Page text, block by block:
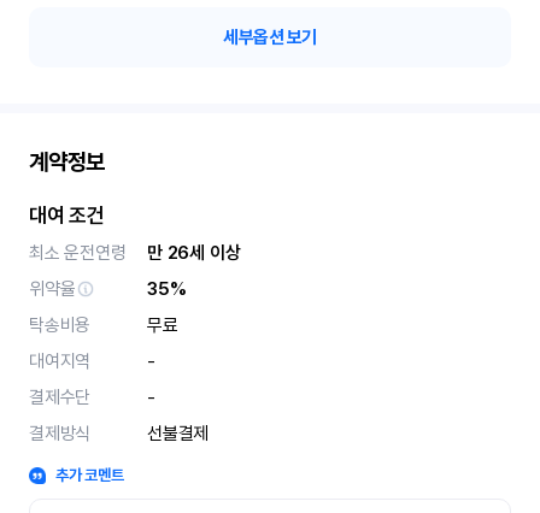
세부옵션 보기
계약정보
대여 조건
최소 운전연령
만 26세 이상
위약율
35%
탁송비용
무료
대여지역
-
결제수단
-
결제방식
선불결제
추가 코멘트